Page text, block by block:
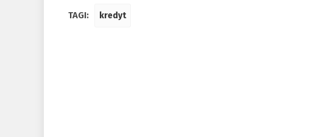
TAGI: kredyt